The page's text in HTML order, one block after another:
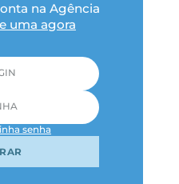
na Agência
uma agora
senha